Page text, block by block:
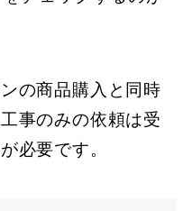
の商品購入と同時
事のみの依頼は受
必要です。